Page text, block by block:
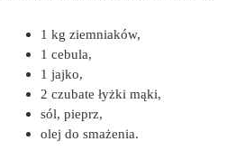
1 kg ziemniaków,
1 cebula,
1 jajko,
2 czubate łyżki mąki,
sól, pieprz,
olej do smażenia.